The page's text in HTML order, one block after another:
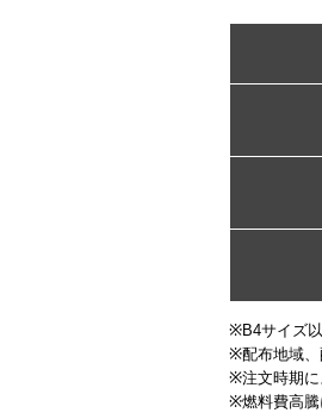
※B4サイズ以
※配布地域、
※注文時期に
※燃料費高騰